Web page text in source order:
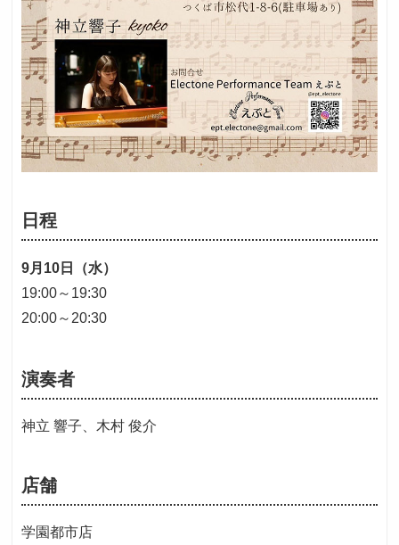
日程
9月10日（水）
19:00～19:30
20:00～20:30
演奏者
神立 響子、木村 俊介
店舗
学園都市店